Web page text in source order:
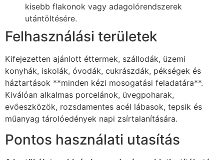
kisebb flakonok vagy adagolórendszerek
utántöltésére.
Felhasználási területek
Kifejezetten ajánlott éttermek, szállodák, üzemi
konyhák, iskolák, óvodák, cukrászdák, pékségek és
háztartások **minden kézi mosogatási feladatára**.
Kiválóan alkalmas porcelánok, üvegpoharak,
evőeszközök, rozsdamentes acél lábasok, tepsik és
műanyag tárolóedények napi zsírtalanítására.
Pontos használati utasítás